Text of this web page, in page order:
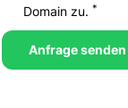
Domain zu. *
Anfrage senden